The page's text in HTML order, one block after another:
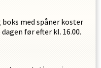
boks med spåner koster
før efter kl. 16.00.